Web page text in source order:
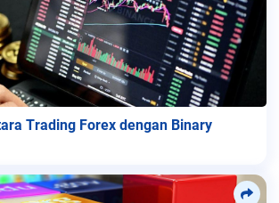
Trading Forex dengan Binary